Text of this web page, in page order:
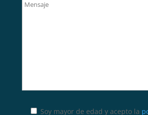
Soy mayor de edad y acepto la